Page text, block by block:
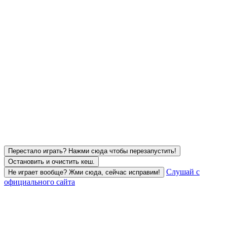
Перестало играть? Нажми сюда чтобы перезапустить!
Остановить и очистить кеш.
Не играет вообще? Жми сюда, сейчас исправим!
Слушай с
официального сайта